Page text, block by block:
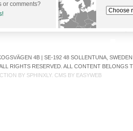
or comments?
4B | SE-192 48 SOLLENTUNA,
RIGHTS RESERVED. ALL CONTENT
BY SPHINXLY. CMS BY EASYWEB